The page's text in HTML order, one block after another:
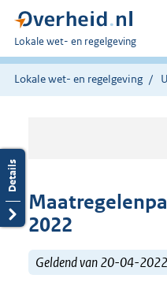
U
bent
hier:
Lokale wet- en regelgeving
Lokale wet- en regelgeving
2022
Geldend van 20-04-